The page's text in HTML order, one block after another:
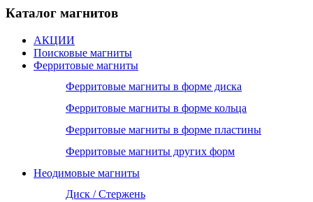
Каталог магнитов
АКЦИИ
Поисковые магниты
Ферритовые магниты
Ферритовые магниты в форме диска
Ферритовые магниты в форме кольца
Ферритовые магниты в форме пластины
Ферритовые магниты других форм
Неодимовые магниты
Диск / Стержень